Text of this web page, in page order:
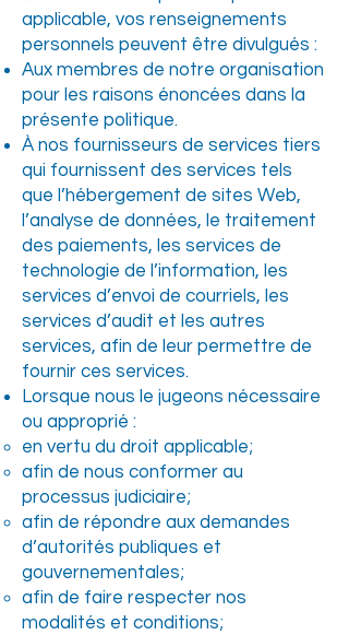
applicable, vos renseignements
personnels peuvent être divulgués :
Aux membres de notre organisation
pour les raisons énoncées dans la
présente politique.
À nos fournisseurs de services tiers
qui fournissent des services tels
que l’hébergement de sites Web,
l’analyse de données, le traitement
des paiements, les services de
technologie de l’information, les
services d’envoi de courriels, les
services d’audit et les autres
services, afin de leur permettre de
fournir ces services.
Lorsque nous le jugeons nécessaire
ou approprié :
en vertu du droit applicable;
afin de nous conformer au
processus judiciaire;
afin de répondre aux demandes
d’autorités publiques et
gouvernementales;
afin de faire respecter nos
modalités et conditions;